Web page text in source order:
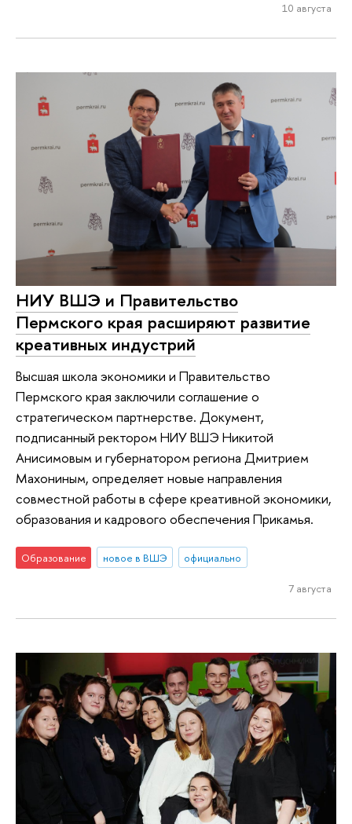
10 августа
НИУ ВШЭ и Правительство
Пермского края расширяют развитие
креативных индустрий
Высшая школа экономики и Правительство
Пермского края заключили соглашение о
стратегическом партнерстве. Документ,
подписанный ректором НИУ ВШЭ Никитой
Анисимовым и губернатором региона Дмитрием
Махониным, определяет новые направления
совместной работы в сфере креативной экономики,
образования и кадрового обеспечения Прикамья.
Образование новое в ВШЭ официально
7 августа